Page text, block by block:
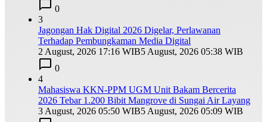
0
3
Jagongan Hak Digital 2026 Digelar, Perlawanan
Terhadap Pembungkaman Media Digital
2 August, 2026 17:16 WIB5 August, 2026 05:38 WIB
0
4
Mahasiswa KKN-PPM UGM Unit Bakam Bercerita
2026 Tebar 1.200 Bibit Mangrove di Sungai Air Layang
3 August, 2026 05:50 WIB5 August, 2026 05:09 WIB